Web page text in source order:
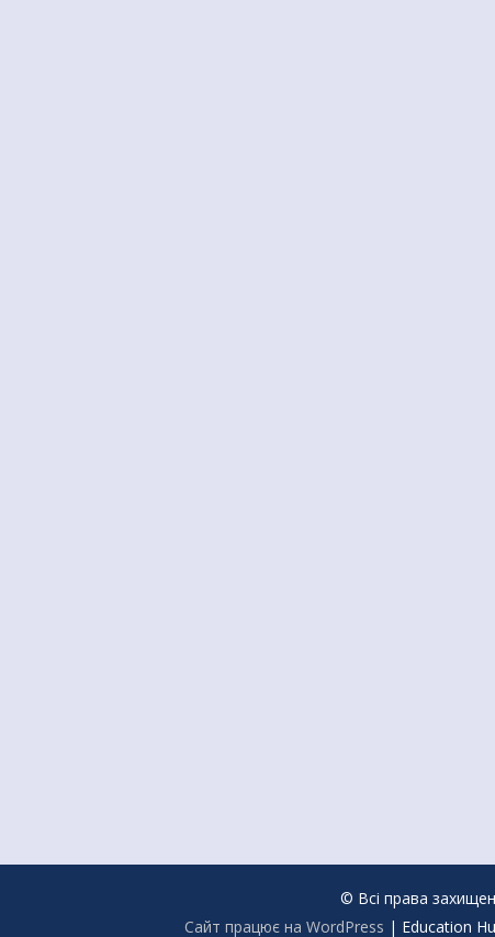
© Всі права
Сайт працює на WordPress | Education